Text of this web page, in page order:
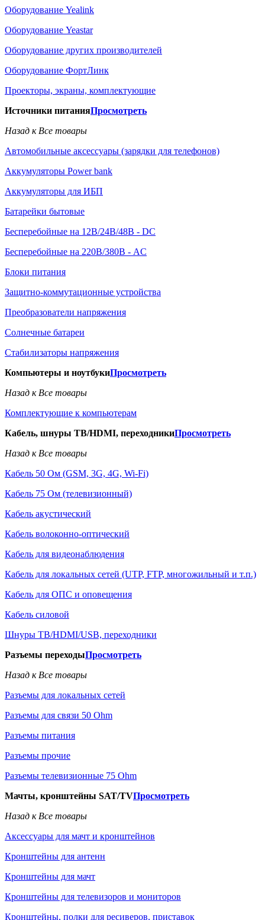
Оборудование Yealink
Оборудование Yeastar
Оборудование других производителей
Оборудование ФортЛинк
Проекторы, экраны, комплектующие
Источники питанияПросмотреть
Назад к Все товары
Автомобильные аксессуары (зарядки для телефонов)
Аккумуляторы Power bank
Аккумуляторы для ИБП
Батарейки бытовые
Бесперебойные на 12В/24В/48В - DC
Бесперебойные на 220В/380В - AC
Блоки питания
Защитно-коммутационные устройства
Преобразователи напряжения
Солнечные батареи
Стабилизаторы напряжения
Компьютеры и ноутбукиПросмотреть
Назад к Все товары
Комплектующие к компьютерам
Кабель, шнуры ТВ/HDMI, переходникиПросмотреть
Назад к Все товары
Кабель 50 Ом (GSM, 3G, 4G, Wi-Fi)
Кабель 75 Ом (телевизионный)
Кабель акустический
Кабель волоконно-оптический
Кабель для видеонаблюдения
Кабель для локальных сетей (UTP, FTP, многожильный и т.п.)
Кабель для ОПС и оповещения
Кабель силовой
Шнуры ТВ/HDMI/USB, переходники
Разъемы переходыПросмотреть
Назад к Все товары
Разъемы для локальных сетей
Разъемы для связи 50 Ohm
Разъемы питания
Разъемы прочие
Разъемы телевизионные 75 Ohm
Мачты, кронштейны SAT/TVПросмотреть
Назад к Все товары
Аксессуары для мачт и кронштейнов
Кронштейны для антенн
Кронштейны для мачт
Кронштейны для телевизоров и мониторов
Кронштейны, полки для ресиверов, приставок